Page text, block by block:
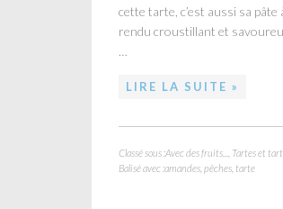
cette tarte, c’est aussi sa pâte
rendu croustillant et
…
LIRE LA SUITE »
Classé sous :Avec des fruits...
Tartes et
Balisé avec :amandes pêches tarte